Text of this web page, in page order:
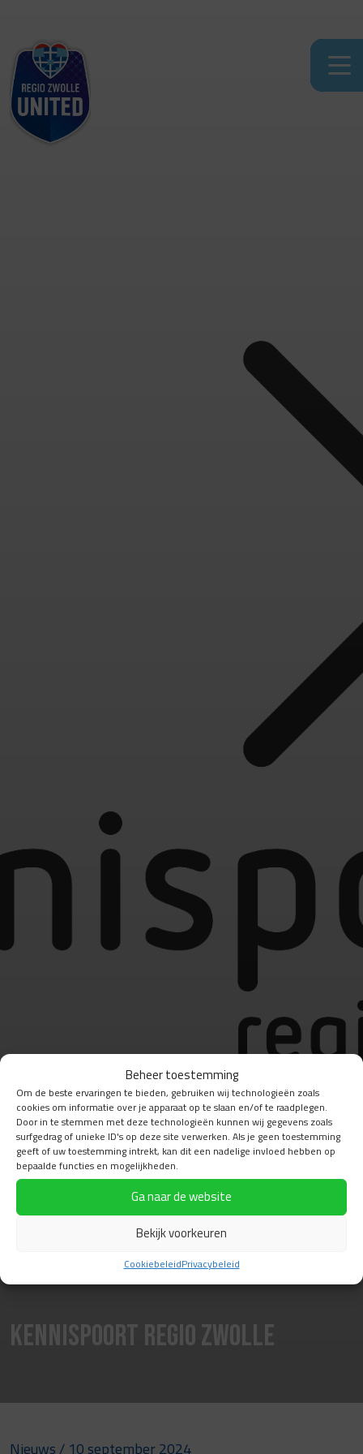
Beheer toestemming
Om de beste ervaringen te bieden, gebruiken wij technologieën zoals
cookies om informatie over je apparaat op te slaan en/of te raadplegen.
Door in te stemmen met deze technologieën kunnen wij gegevens zoals
surfgedrag of unieke ID's op deze site verwerken. Als je geen toestemming
geeft of uw toestemming intrekt, kan dit een nadelige invloed hebben op
bepaalde functies en mogelijkheden.
Ga naar de website
Bekijk voorkeuren
CookiebeleidPrivacybeleid
Kennispoort Regio Zwolle
Nieuws / 10 september 2024